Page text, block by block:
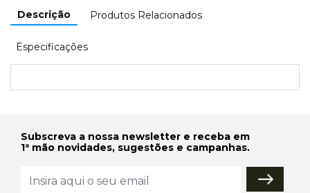
Descrição Produtos Relacionados
Especificações
Subscreva a nossa newsletter e receba em
1ª mão novidades, sugestões e campanhas.